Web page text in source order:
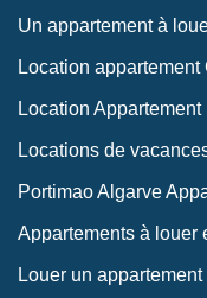
Un appartement à
Location
Location
Locations de
Portimao Algarve
Appartements à louer
Louer un